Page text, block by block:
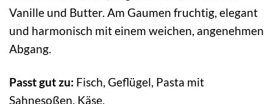
Vanille und Butter. Am Gaumen fruchtig, elegant
und harmonisch mit einem weichen, angenehmen
Abgang.
Passt gut zu: Fisch, Geflügel, Pasta mit
Sahnesoßen, Käse.